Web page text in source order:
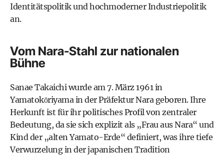
Identitätspolitik und hochmoderner Industriepolitik
an.
Vom Nara-Stahl zur nationalen
Bühne
Sanae Takaichi wurde am 7. März 1961 in
Yamatokōriyama in der Präfektur Nara geboren. Ihre
Herkunft ist für ihr politisches Profil von zentraler
Bedeutung, da sie sich explizit als „Frau aus Nara“ und
Kind der „alten Yamato-Erde“ definiert, was ihre tiefe
Verwurzelung in der japanischen Tradition